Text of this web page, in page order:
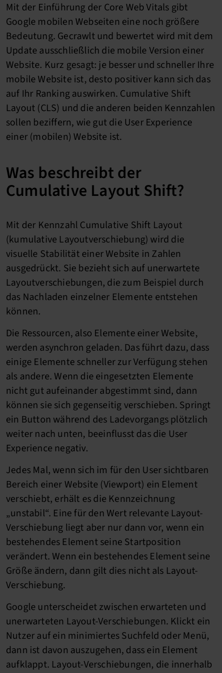
Mit der Einführung der Core Web Vitals gibt
Google mobilen Webseiten eine noch größere
Bedeutung. Gecrawlt und bewertet wird mit dem
Update ausschließlich die mobile Version einer
Website. Kurz gesagt: je besser und schneller Ihre
mobile Website ist, desto positiver kann sich das
auf Ihr Ranking auswirken. Cumulative Shift
Layout (CLS) und die anderen beiden Kennzahlen
sollen beziffern, wie gut die User Experience
einer (mobilen) Website ist.
Was beschreibt der
Cumulative Layout Shift?
Mit der Kennzahl Cumulative Shift Layout
(kumulative Layoutverschiebung) wird die
visuelle Stabilität einer Website in Zahlen
ausgedrückt. Sie bezieht sich auf unerwartete
Layoutverschiebungen, die zum Beispiel durch
das Nachladen einzelner Elemente entstehen
können.
Die Ressourcen, also Elemente einer Website,
werden asynchron geladen. Das führt dazu, dass
einige Elemente schneller zur Verfügung stehen
als andere. Wenn die eingesetzten Elemente
nicht gut aufeinander abgestimmt sind, dann
können sie sich gegenseitig verschieben. Springt
ein Button während des Ladevorgangs plötzlich
weiter nach unten, beeinflusst das die User
Experience negativ.
Jedes Mal, wenn sich im für den User sichtbaren
Bereich einer Website (Viewport) ein Element
verschiebt, erhält es die Kennzeichnung
„unstabil“. Eine für den Wert relevante Layout-
Verschiebung liegt aber nur dann vor, wenn ein
bestehendes Element seine Startposition
verändert. Wenn ein bestehendes Element seine
Größe ändern, dann gilt dies nicht als Layout-
Verschiebung.
Google unterscheidet zwischen erwarteten und
unerwarteten Layout-Verschiebungen. Klickt ein
Nutzer auf ein minimiertes Suchfeld oder Menü,
dann ist davon auszugehen, dass ein Element
aufklappt. Layout-Verschiebungen, die innerhalb